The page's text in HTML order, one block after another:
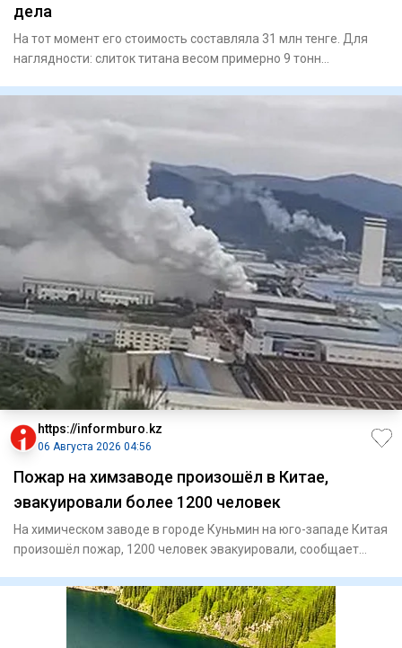
дела
На тот момент его стоимость составляла 31 млн тенге. Для
наглядности: слиток титана весом примерно 9 тонн
https://informburo.kz
06 Августа 2026 04:56
Пожар на химзаводе произошёл в Китае,
эвакуировали более 1200 человек
На химическом заводе в городе Куньмин на юго-западе Китая
произошёл пожар, 1200 человек эвакуировали, сообщает